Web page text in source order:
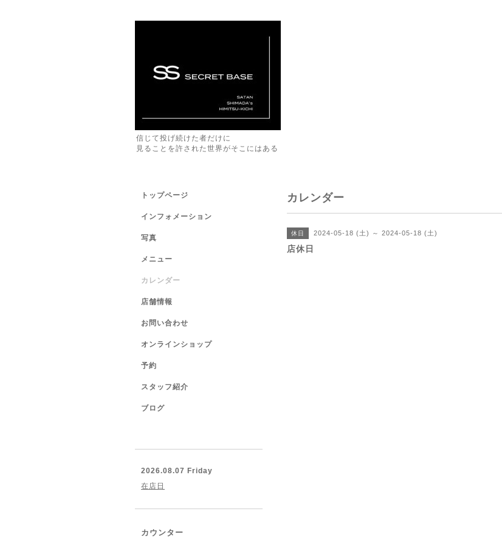
信じて投げ続けた者だけに
見ることを許された世界がそこにはある
カレンダー
休日 2024-05-18 (土) ～ 2024-05-18 (土)
店休日
トップページ
インフォメーション
写真
メニュー
カレンダー
店舗情報
お問い合わせ
オンラインショップ
予約
スタッフ紹介
ブログ
2026.08.07 Friday
在店日
カウンター